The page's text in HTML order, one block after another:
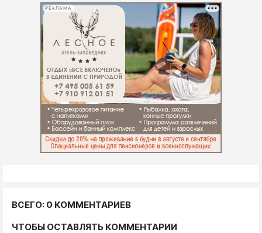
РЕКЛАМА
ВСЕГО: 0 КОММЕНТАРИЕВ
ЧТОБЫ ОСТАВЛЯТЬ КОММЕНТАРИИ